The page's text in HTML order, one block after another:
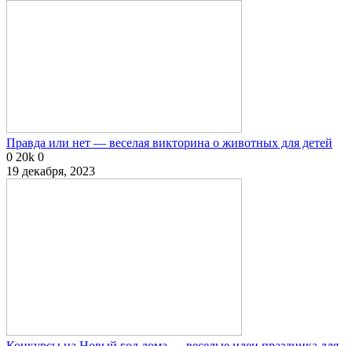
Правда или нет — веселая викторина о животных для детей
0 20k 0
19 декабря, 2023